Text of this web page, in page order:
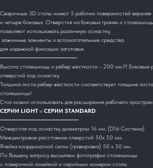
Сварочные 3D столы имеют 5 рабочих поверхностей верхняя
и четыре боковых. Отверстия на боковых гранях и
позволяют использовать различную оснастку,
зажимные элементы и вспомогательные средства
для надежной фиксации заготовок.
Высота столешницы и рёбер жёсткости - 200 мм.!!! Боковые
отверстий под оснастку.
Толщина листа рёбер жёсткости соответствует толщине листа
столешницы!
Стол можно использовать для расширения рабочего
СЕРИИ LIGHT и СЕРИИ STANDARD.
Отверстия под оснастку диаметром 16 мм. (D16 Система)
Межцентровое расстояние отверстий 50х 50 мм.
Ячейка координатной сетки (гравировка) 50 х 50 мм.
По Вашему запросу высылаем фотографии столешницы
с поверочной линейкой и серийным номером стола.